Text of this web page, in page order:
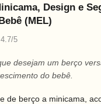
Design e
(MEL)
4.7/5
desejam um berço
do bebê.
de berço a minicama,